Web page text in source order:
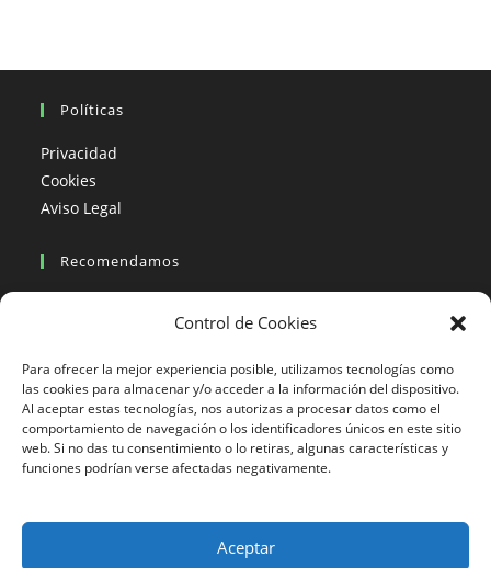
Control de Cookies
Para ofrecer la mejor experiencia posible, utilizamos tecnologías como
las cookies para almacenar y/o acceder a la información del dispositivo.
Al aceptar estas tecnologías, nos autorizas a procesar datos como el
comportamiento de navegación o los identificadores únicos en este sitio
web. Si no das tu consentimiento o lo retiras, algunas características y
funciones podrían verse afectadas negativamente.
Aceptar
Políticas
Privacidad
Cookies
Aviso Legal
Recomendamos
Viajes en moto organizados
Blogs viajes en moto
Más Visto
Viajes en moto India